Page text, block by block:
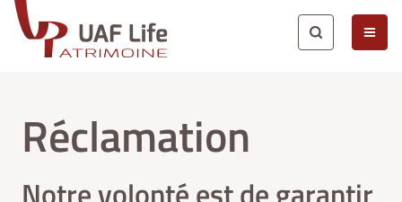
Saut au contenu principal
Réclamation